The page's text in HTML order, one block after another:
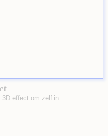
3D effect om zelf in…